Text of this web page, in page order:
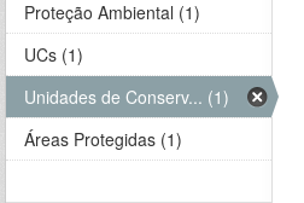
Proteção Ambiental (1)
UCs (1)
Unidades de Conserv... (1)
Áreas Protegidas (1)